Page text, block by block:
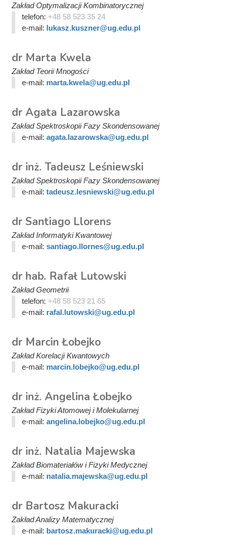
Zakład Optymalizacji Kombinatorycznej
telefon: +48 58 523 35 24
e-mail: lukasz.kuszner@ug.edu.pl
dr Marta Kwela
Zakład Teorii Mnogości
e-mail: marta.kwela@ug.edu.pl
dr Agata Lazarowska
Zakład Spektroskopii Fazy Skondensowanej
e-mail: agata.lazarowska@ug.edu.pl
dr inż. Tadeusz Leśniewski
Zakład Spektroskopii Fazy Skondensowanej
e-mail: tadeusz.lesniewski@ug.edu.pl
dr Santiago Llorens
Zakład Informatyki Kwantowej
e-mail: santiago.llornes@ug.edu.pl
dr hab. Rafał Lutowski
Zakład Geometrii
telefon: +48 58 523 21 65
e-mail: rafal.lutowski@ug.edu.pl
dr Marcin Łobejko
Zakład Korelacji Kwantowych
e-mail: marcin.lobejko@ug.edu.pl
dr inż. Angelina Łobejko
Zakład Fizyki Atomowej i Molekularnej
e-mail: angelina.lobejko@ug.edu.pl
dr inż. Natalia Majewska
Zakład Biomateriałów i Fizyki Medycznej
e-mail: natalia.majewska@ug.edu.pl
dr Bartosz Makuracki
Zakład Analizy Matematycznej
e-mail: bartosz.makuracki@ug.edu.pl